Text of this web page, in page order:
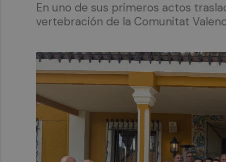
En uno de sus primeros actos
vertebración de la Comunitat